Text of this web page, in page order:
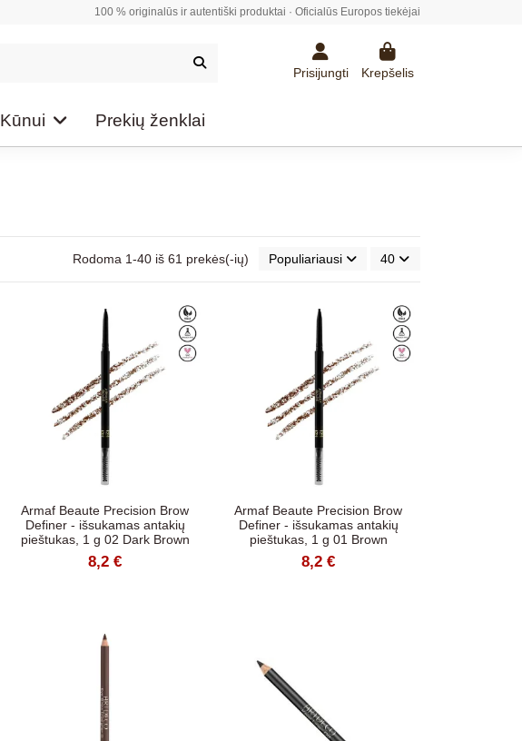
100 % originalūs ir autentiški produktai · Oficialūs Europos tiekėjai
Prisijungti Krepšelis
Kūnui Prekių ženklai
Rodoma 1-40 iš 61 prekės(-ių) Populiariausi 40
Armaf Beaute Precision Brow
Definer - išsukamas antakių
pieštukas, 1 g 02 Dark Brown
8,2 €
Armaf Beaute Precision Brow
Definer - išsukamas antakių
pieštukas, 1 g 01 Brown
8,2 €